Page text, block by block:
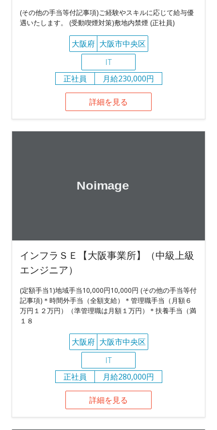
(その他の手当等付記事項)ご経験やスキルに応じて給与優
遇いたします。 (受動喫煙対策)敷地内禁煙 (正社員)
大阪府 大阪市中央区
IT
正社員
月給230,000円
詳細を見る
インフラＳＥ【大阪事業所】（中級上級
エンジニア）
(定額手当1)地域手当10,000円10,000円 (その他の手当等付
記事項)＊時間外手当（全額支給）＊管理職手当（月額６
万円１２万円）（準管理職は月額１万円）＊扶養手当（満
１８
大阪府 大阪市中央区
IT
正社員
月給280,000円
詳細を見る